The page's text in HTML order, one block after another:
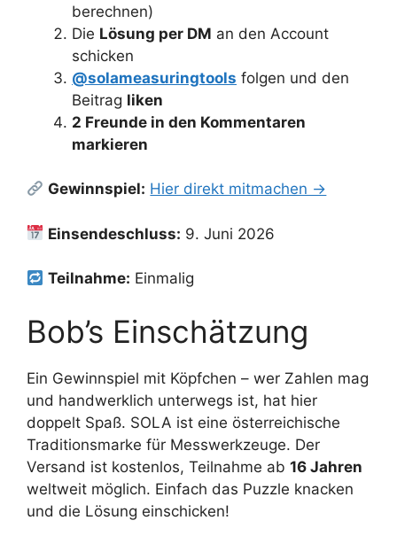
berechnen)
Die Lösung per DM an den Account
schicken
@solameasuringtools folgen und den
Beitrag liken
2 Freunde in den Kommentaren
markieren
Gewinnspiel: Hier direkt mitmachen →
Einsendeschluss: 9. Juni 2026
Teilnahme: Einmalig
Bob’s Einschätzung
Ein Gewinnspiel mit Köpfchen – wer Zahlen mag
und handwerklich unterwegs ist, hat hier
doppelt Spaß. SOLA ist eine österreichische
Traditionsmarke für Messwerkzeuge. Der
Versand ist kostenlos, Teilnahme ab 16 Jahren
weltweit möglich. Einfach das Puzzle knacken
und die Lösung einschicken!